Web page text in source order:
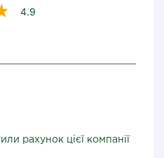
4.9
рахунок цієї компанії